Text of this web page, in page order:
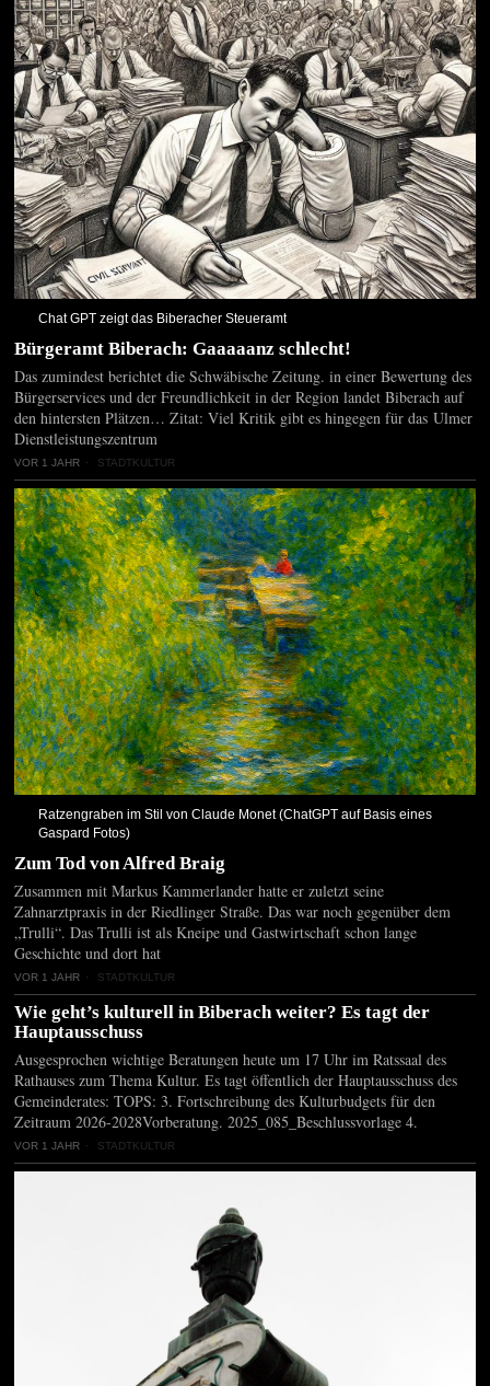
Chat GPT zeigt das Biberacher Steueramt
Bürgeramt Biberach: Gaaaaanz schlecht!
Das zumindest berichtet die Schwäbische Zeitung. in einer Bewertung des
Bürgerservices und der Freundlichkeit in der Region landet Biberach auf
den hintersten Plätzen… Zitat: Viel Kritik gibt es hingegen für das Ulmer
Dienstleistungszentrum
VOR 1 JAHR STADTKULTUR
Ratzengraben im Stil von Claude Monet (ChatGPT auf Basis eines
Gaspard Fotos)
Zum Tod von Alfred Braig
Zusammen mit Markus Kammerlander hatte er zuletzt seine
Zahnarztpraxis in der Riedlinger Straße. Das war noch gegenüber dem
„Trulli“. Das Trulli ist als Kneipe und Gastwirtschaft schon lange
Geschichte und dort hat
VOR 1 JAHR STADTKULTUR
Wie geht’s kulturell in Biberach weiter? Es tagt der
Hauptausschuss
Ausgesprochen wichtige Beratungen heute um 17 Uhr im Ratssaal des
Rathauses zum Thema Kultur. Es tagt öffentlich der Hauptausschuss des
Gemeinderates: TOPS: 3. Fortschreibung des Kulturbudgets für den
Zeitraum 2026-2028Vorberatung. 2025_085_Beschlussvorlage 4.
VOR 1 JAHR STADTKULTUR